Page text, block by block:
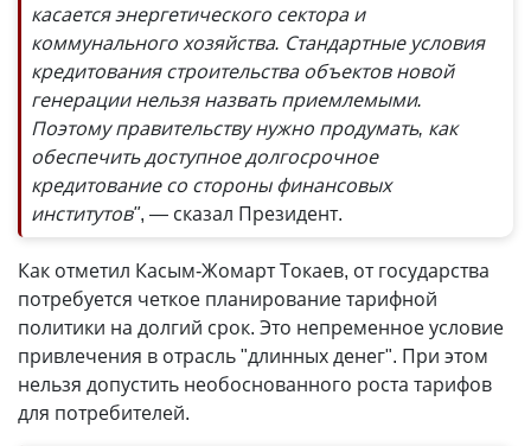
касается энергетического сектора и
коммунального хозяйства. Стандартные условия
кредитования строительства объектов новой
генерации нельзя назвать приемлемыми.
Поэтому правительству нужно продумать, как
обеспечить доступное долгосрочное
кредитование со стороны финансовых
институтов", — сказал Президент.
Как отметил Касым-Жомарт Токаев, от государства
потребуется четкое планирование тарифной
политики на долгий срок. Это непременное условие
привлечения в отрасль "длинных денег". При этом
нельзя допустить необоснованного роста тарифов
для потребителей.